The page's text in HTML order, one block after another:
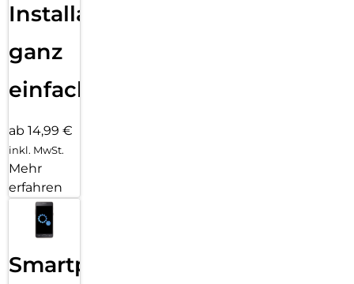
Installation
ganz
einfach
ab 14,99 €
inkl. MwSt.
Mehr
erfahren
Smartphone